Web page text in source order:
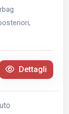
Dettagli